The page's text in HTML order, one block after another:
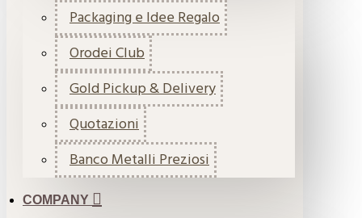
Packaging e Idee Regalo
Orodei Club
Gold Pickup & Delivery
Quotazioni
Banco Metalli Preziosi
COMPANY